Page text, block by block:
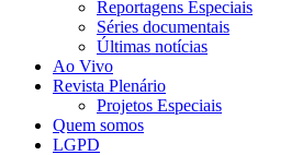
Reportagens Especiais
Séries documentais
Últimas notícias
Ao Vivo
Revista Plenário
Projetos Especiais
Quem somos
LGPD